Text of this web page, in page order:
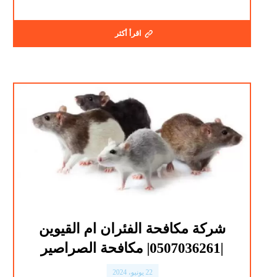
اقرأ أكثر
شركة مكافحة الفئران ام القيوين
|0507036261| مكافحة الصراصير
22 يونيو، 2024